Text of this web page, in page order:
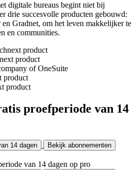
digitale bureaus begint niet bij
drie succesvolle producten gebouwd:
Gradnet, om het leven makkelijker te
en communities.
proefperiode van 14
14 dagen Bekijk abonnementen
van 14 dagen op pro